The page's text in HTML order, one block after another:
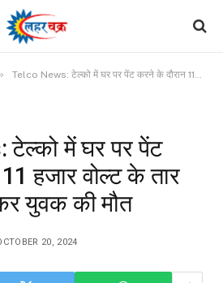
Telco News: टेल्को में घर पर पेंट करने के दौरान 11 हजार वोल्ट के तार की चपेट में आकर युवक की मौत
में घर पर पेंट
हजार वोल्ट के तार
युवक की मौत
20, 2024